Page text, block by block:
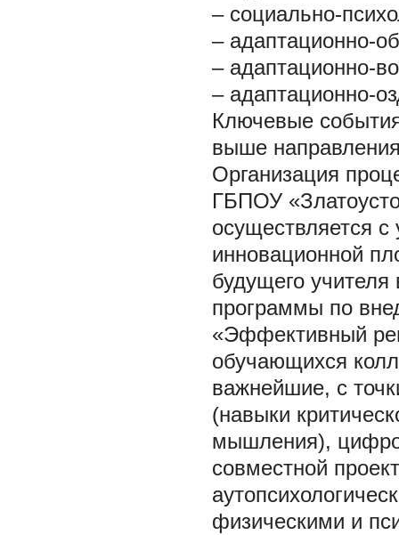
– социально-
– адаптационно-
– адаптационно-
– адаптационно-
Ключевые
выше
Организация
ГБПОУ
осуществляется
инновационной
будущего
программы по
«Эффективный
обучающихся
важнейшие, с
(навыки
мышления),
совместной
физическими и